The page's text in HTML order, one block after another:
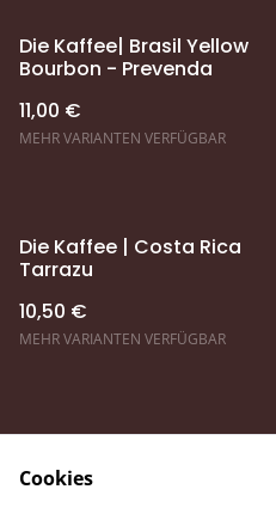
Die Kaffee| Brasil Yellow
Bourbon - Prevenda
11,00 €
MEHR VARIANTEN VERFÜGBAR
Die Kaffee | Costa Rica
Tarrazu
10,50 €
MEHR VARIANTEN VERFÜGBAR
Cookies